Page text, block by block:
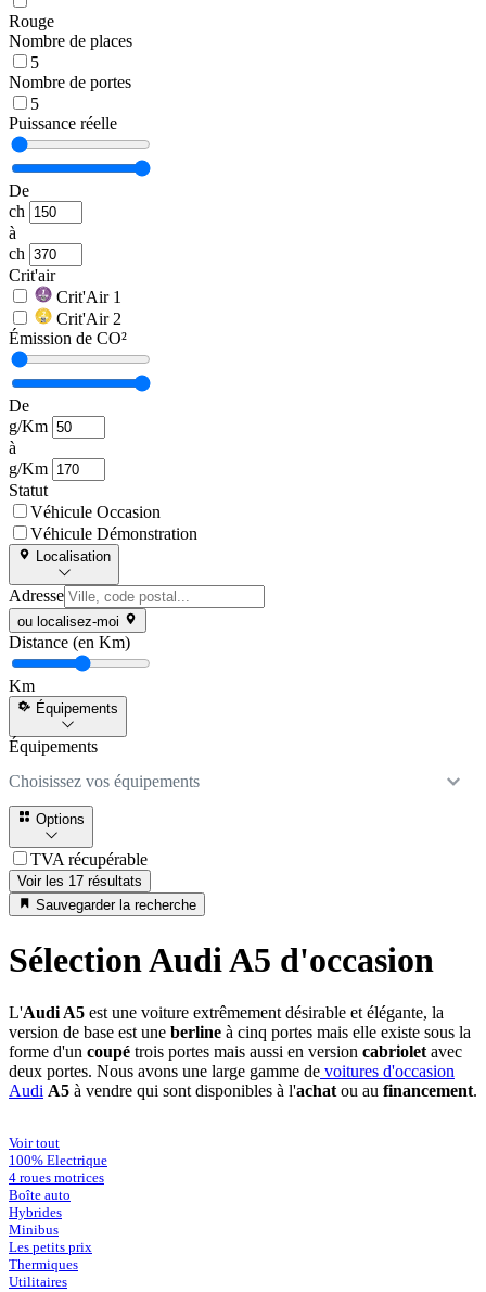
Rouge
Nombre de places
5
Nombre de portes
5
Puissance réelle
De
ch
à
ch
Crit'air
Crit'Air 1
Crit'Air 2
Émission de CO²
De
g/Km
à
g/Km
Statut
Véhicule Occasion
Véhicule Démonstration
Localisation
Adresse
ou localisez-moi
Distance (en Km)
Km
Équipements
Équipements
Choisissez vos équipements
Options
TVA récupérable
Voir les 17 résultats
Sauvegarder la recherche
Sélection Audi A5 d'occasion
L'Audi A5 est une voiture extrêmement désirable et élégante, la
version de base est une berline à cinq portes mais elle existe sous la
forme d'un coupé trois portes mais aussi en version cabriolet avec
deux portes. Nous avons une large gamme de voitures d'occasion
Audi A5 à vendre qui sont disponibles à l'achat ou au financement.
Voir tout
100% Electrique
4 roues motrices
Boîte auto
Hybrides
Minibus
Les petits prix
Thermiques
Utilitaires